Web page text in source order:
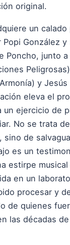
original.
un calado
González y
Poncho, junto
y Jesús
eleva el
un ejercicio de
No se trata
sino de
es un
estirpe
en un
procesar y
de quienes
las décadas